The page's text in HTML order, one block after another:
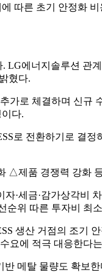
따른 초기 안정화
LG에너지솔루션
혔다.
가로 체결하며 신
다.
로 전환하기로 결
품 경쟁력 강화
·세금·감가상각비
순위 따른 투자비 최
생산 거점의 조
요에 적극 대응한다
메탈 물량도 확보